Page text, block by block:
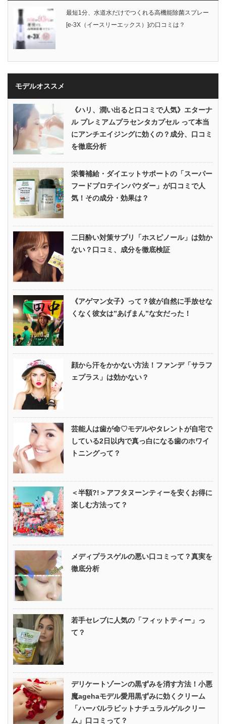
最短1分、水道水だけでつくれる高機能除菌スプレー
[e-3X（イースリーエックス）]の口コミは？
モデルオススメ
《ハリ、潤い出ると口コミで人気》エターナ
ル プレミアムプラセンタカプセル って本当
にアンチエイジングに効くの？成分、口コミ
を徹底分析
栄養補給・ダイエットサポートの「スーパー
フードプロテインパウダー」が口コミで人
気！その成分・効果は？
二日酔い対策サプリ「ホスピノール」は効か
ない？口コミ、成分を徹底検証
《アゲマン女子》って？彼が自然に手放せな
くなく彼女は”あげまん”な女だった！
顔から汗をかかない方法！ファンデ「サラフ
ェプラス」は効かない？
芸能人は歯が命♡モデルやタレントが自宅で
している2日以内で真っ白になる歯のホワイ
トニングって？
＜半額?!＞アフタヌーンティーを安くお得に
楽しむ方法って？
メディプラスゲルの悪い口コミって？真実を
徹底分析
若手セレブに人気の「フィットティー」っ
て？
デリケートゾーンの黒ずみを消す方法！小悪
魔agehaモデル愛用黒ずみに効くクリーム
「ハーバルラビットナチュラルゲルクリー
ム」口コミって？